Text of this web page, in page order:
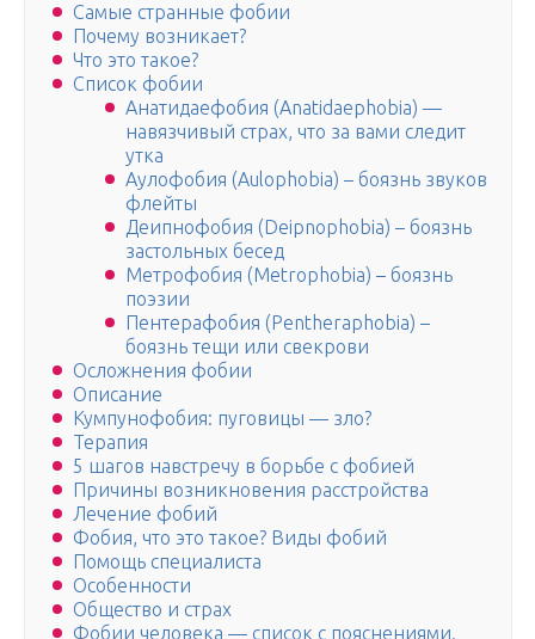
Самые странные фобии
Почему возникает?
Что это такое?
Список фобии
Анатидаефобия (Anatidaephobia) —
навязчивый страх, что за вами следит
утка
Аулофобия (Aulophobia) – боязнь звуков
флейты
Деипнофобия (Deipnophobia) – боязнь
застольных бесед
Метрофобия (Metrophobia) – боязнь
поэзии
Пентерафобия (Pentheraphobia) –
боязнь тещи или свекрови
Осложнения фобии
Описание
Кумпунофобия: пуговицы — зло?
Терапия
5 шагов навстречу в борьбе с фобией
Причины возникновения расстройства
Лечение фобий
Фобия, что это такое? Виды фобий
Помощь специалиста
Особенности
Общество и страх
Фобии человека — список с пояснениями.